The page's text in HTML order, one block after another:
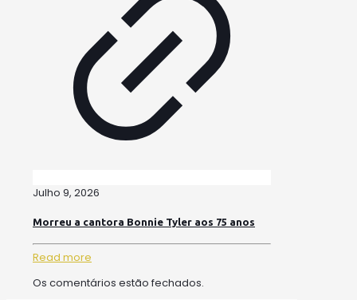
Julho 9, 2026
Morreu a cantora Bonnie Tyler aos 75 anos
Read more
Os comentários estão fechados.